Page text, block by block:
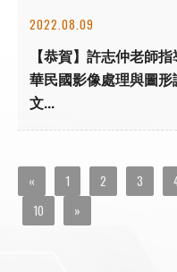
2022.08.09
【恭賀】許志仲老師
華民國影像處理與圖
文...
« 1 2 3
10
»